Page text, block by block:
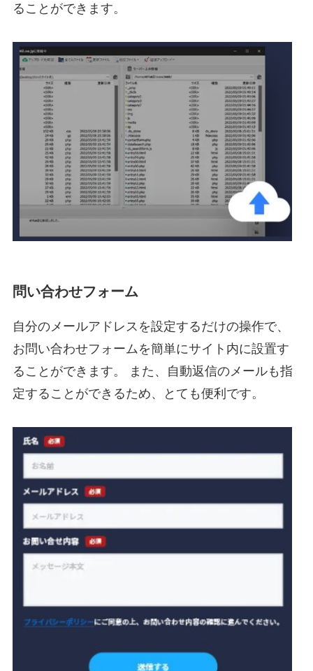
ることができます。
問い合わせフォーム
自分のメールアドレスを設定するだけの操作で、
お問い合わせフォームを簡単にサイト内に設置す
ることができます。 また、自動返信のメールも指
定することができるため、とても便利です。